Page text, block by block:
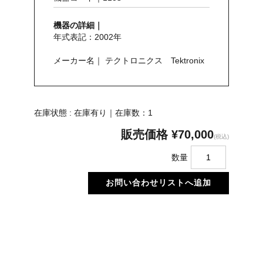
機器の詳細｜
年式表記：2002年
メーカー名｜ テクトロニクス Tektronix
在庫状態 : 在庫有り｜在庫数：1
販売価格 ¥70,000(税込)
数量